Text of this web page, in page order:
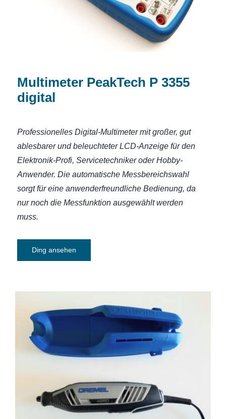
Multimeter PeakTech P 3355
digital
Professionelles Digital-Multimeter mit großer, gut
ablesbarer und beleuchteter LCD-Anzeige für den
Elektronik-Profi, Servicetechniker oder Hobby-
Anwender. Die automatische Messbereichswahl
sorgt für eine anwenderfreundliche Bedienung, da
nur noch die Messfunktion ausgewählt werden
muss.
Ding ansehen
Multifunktionswerkzeug DREMEL 4250,